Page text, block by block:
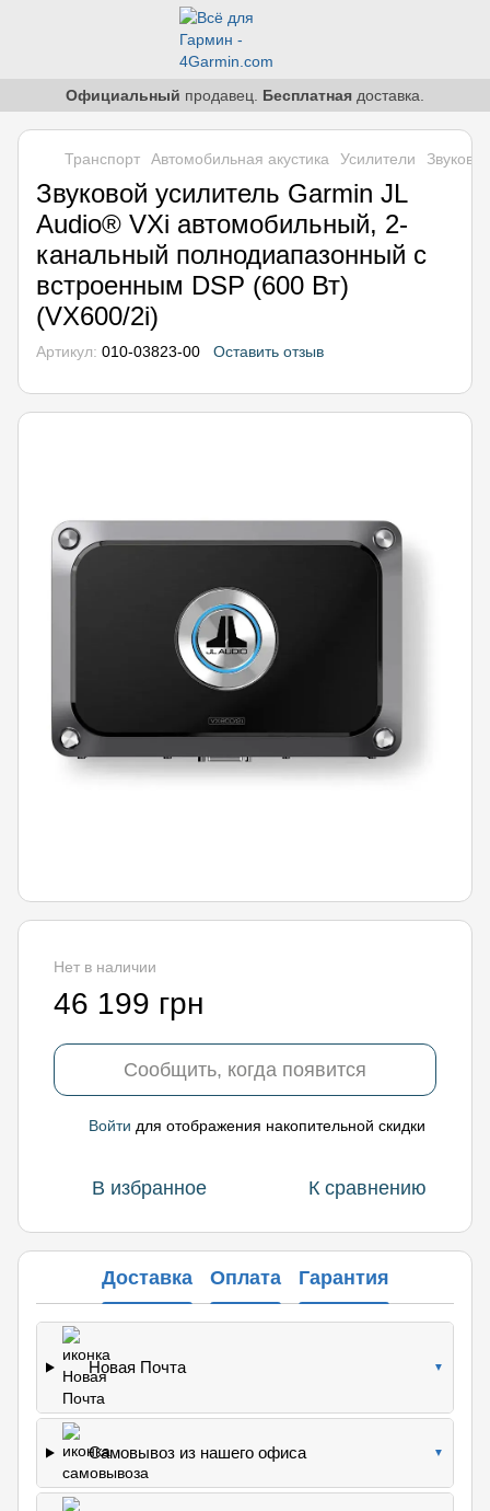
Официальный продавец. Бесплатная доставка.
Транспорт Автомобильная акустика Усилители
Звуковой усилитель Garmin JL
Audio® VXi автомобильный, 2-
канальный полнодиапазонный с
встроенным DSP (600 Вт)
(VX600/2i)
Артикул: 010-03823-00 Оставить отзыв
Нет в наличии
46 199 грн
Сообщить, когда появится
Войти для отображения накопительной скидки
В избранное К сравнению
Доставка Оплата Гарантия
Новая Почта ▼
Самовывоз из нашего офиса ▼